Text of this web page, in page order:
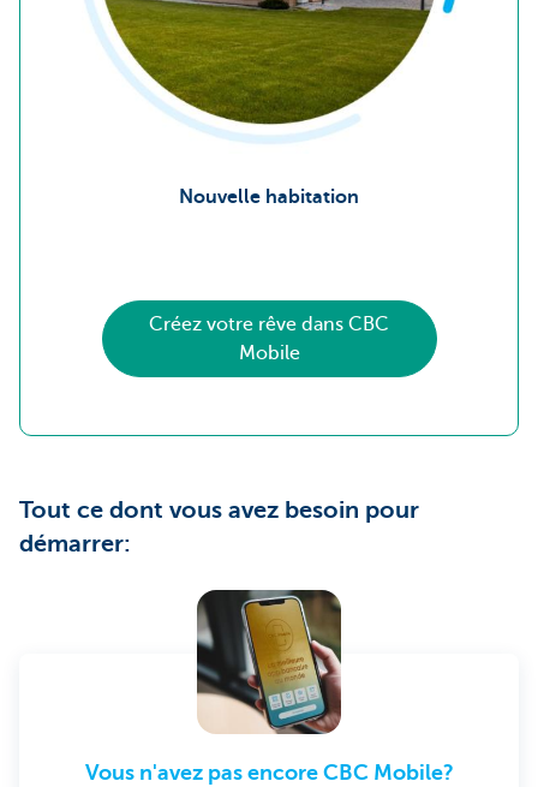
Nouvelle habitation
Créez votre rêve dans CBC
Mobile
Tout ce dont vous avez besoin pour
démarrer:
Vous n'avez pas encore CBC Mobile?